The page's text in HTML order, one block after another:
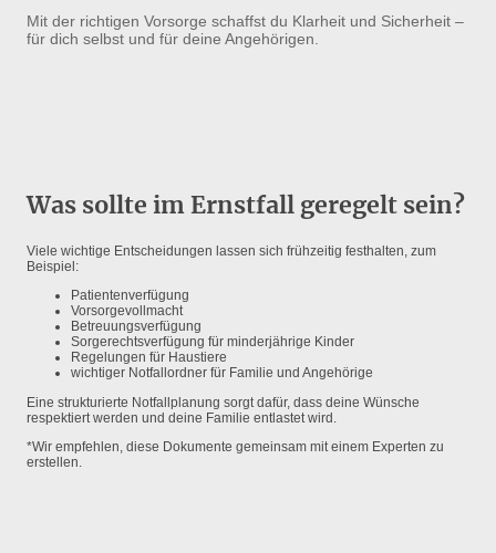
Mit der richtigen Vorsorge schaffst du Klarheit und Sicherheit –
für dich selbst und für deine Angehörigen.
Was sollte im Ernstfall geregelt sein?
Viele wichtige Entscheidungen lassen sich frühzeitig festhalten, zum
Beispiel:
Patientenverfügung
Vorsorgevollmacht
Betreuungsverfügung
Sorgerechtsverfügung für minderjährige Kinder
Regelungen für Haustiere
wichtiger Notfallordner für Familie und Angehörige
Eine strukturierte Notfallplanung sorgt dafür, dass deine Wünsche
respektiert werden und deine Familie entlastet wird.
*Wir empfehlen, diese Dokumente gemeinsam mit einem Experten zu
erstellen.